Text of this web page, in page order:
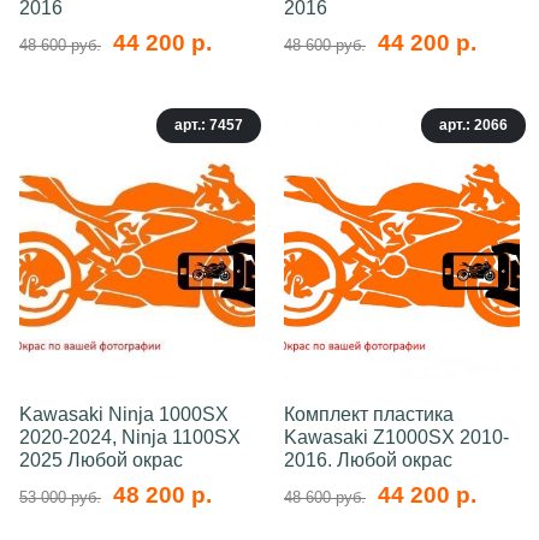
2016
48 600 руб. 44 200 р.
2016
48 600 руб. 44 200 р.
арт.: 7457
Kawasaki Ninja 1000SX
2020-2024, Ninja 1100SX
2025 Любой окрас
53 000 руб. 48 200 р.
арт.: 2066
Комплект пластика
Kawasaki Z1000SX 2010-
2016. Любой окрас
48 600 руб. 44 200 р.